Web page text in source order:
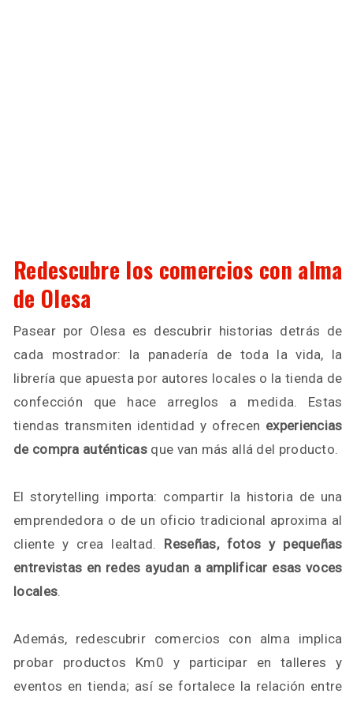
Redescubre los comercios con alma
de Olesa
Pasear por Olesa es descubrir historias detrás de
cada mostrador: la panadería de toda la vida, la
librería que apuesta por autores locales o la tienda de
confección que hace arreglos a medida. Estas
tiendas transmiten identidad y ofrecen experiencias
de compra auténticas que van más allá del producto.
El storytelling importa: compartir la historia de una
emprendedora o de un oficio tradicional aproxima al
cliente y crea lealtad. Reseñas, fotos y pequeñas
entrevistas en redes ayudan a amplificar esas voces
locales.
Además, redescubrir comercios con alma implica
probar productos Km0 y participar en talleres y
eventos en tienda; así se fortalece la relación entre